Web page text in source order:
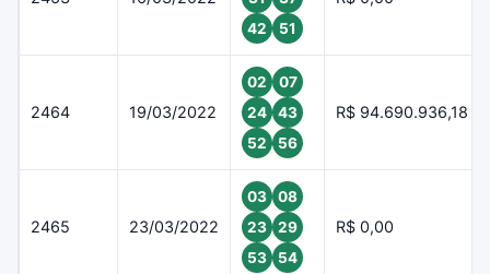
42
51
2464 19/03/2022
02
07
24
43
52
56
R$ 94.690.936,18
2465 23/03/2022
03
08
23
29
53
54
R$ 0,00